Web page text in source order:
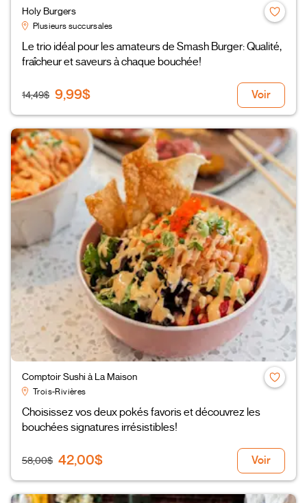
Holy Burgers
Plusieurs succursales
Le trio idéal pour les amateurs de Smash Burger: Qualité,
fraîcheur et saveurs à chaque bouchée!
14,49$ 9,99$ Voir
Comptoir Sushi à La Maison
Trois-Rivières
Choisissez vos deux pokés favoris et découvrez les
bouchées signatures irrésistibles!
58,00$ 42,00$ Voir